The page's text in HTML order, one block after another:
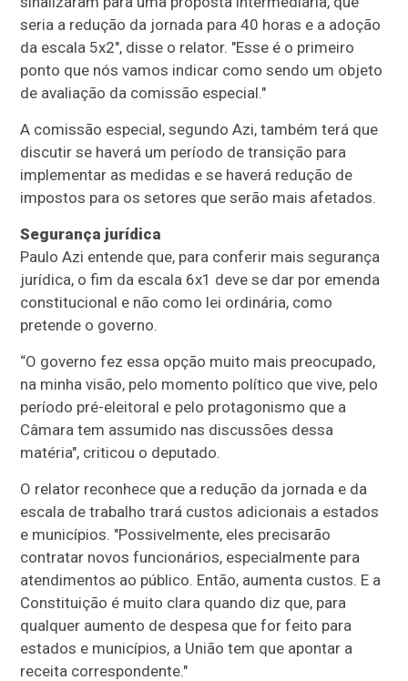
seria a redução da jornada para 40 horas e a adoção
da escala 5x2", disse o relator. "Esse é o primeiro
ponto que nós vamos indicar como sendo um objeto
de avaliação da comissão especial."
A comissão especial, segundo Azi, também terá que
discutir se haverá um período de transição para
implementar as medidas e se haverá redução de
impostos para os setores que serão mais afetados.
Segurança jurídica
Paulo Azi entende que, para conferir mais segurança
jurídica, o fim da escala 6x1 deve se dar por emenda
constitucional e não como lei ordinária, como
pretende o governo.
“O governo fez essa opção muito mais preocupado,
na minha visão, pelo momento político que vive, pelo
período pré-eleitoral e pelo protagonismo que a
Câmara tem assumido nas discussões dessa
matéria", criticou o deputado.
O relator reconhece que a redução da jornada e da
escala de trabalho trará custos adicionais a estados
e municípios. "Possivelmente, eles precisarão
contratar novos funcionários, especialmente para
atendimentos ao público. Então, aumenta custos. E a
Constituição é muito clara quando diz que, para
qualquer aumento de despesa que for feito para
estados e municípios, a União tem que apontar a
receita correspondente."